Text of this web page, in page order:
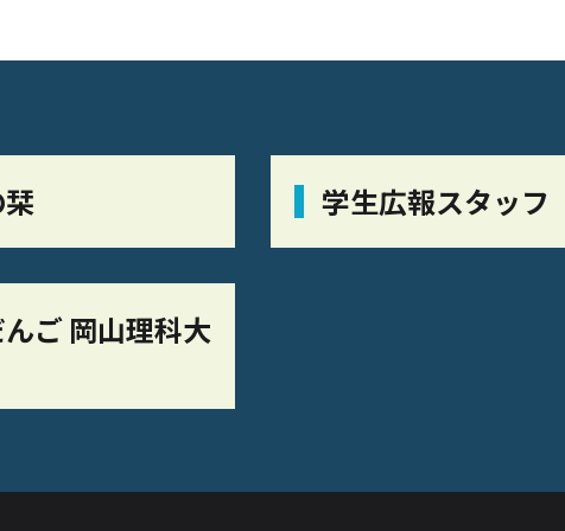
学生広報スタッフ
ご 岡山理科大